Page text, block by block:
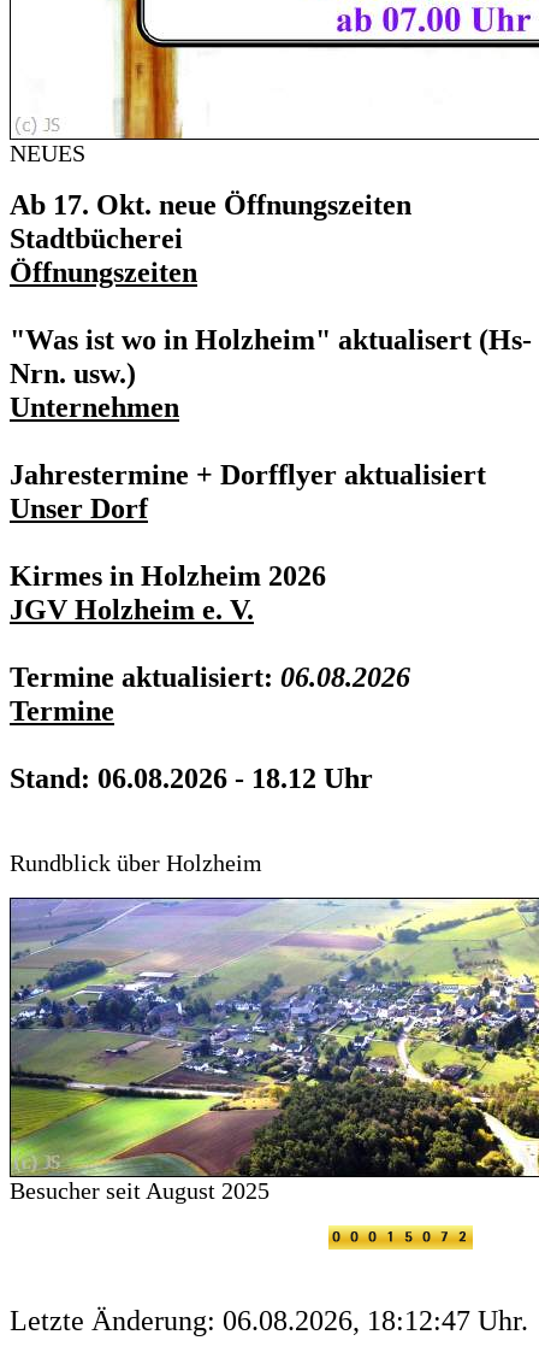
NEUES
Ab 17. Okt. neue Öffnungszeiten
Stadtbücherei
Öffnungszeiten
"Was ist wo in Holzheim" aktualisert (Hs-
Nrn. usw.)
Unternehmen
Jahrestermine + Dorfflyer aktualisiert
Unser Dorf
Kirmes in Holzheim 2026
JGV Holzheim e. V.
Termine aktualisiert: 06.08.2026
Termine
Stand: 06.08.2026 - 18.12 Uhr
Rundblick über Holzheim
Besucher seit August 2025
Letzte Änderung: 06.08.2026, 18:12:47 Uhr.